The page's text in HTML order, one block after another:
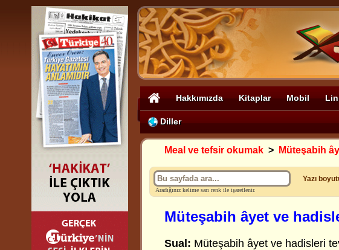
Hakkımızda Kitaplar Mobil
Diller
Meal ve tefsir okumak > Müteşabih
Aradığınız kelime sarı renk ile işaretlenir.
Yazı
Müteşabih âyet ve
Sual: Müteşabih âyet ve hadisleri